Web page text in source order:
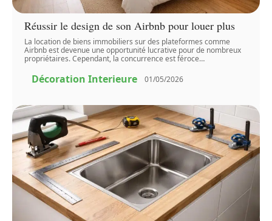
Réussir le design de son Airbnb pour louer plus
La location de biens immobiliers sur des plateformes comme
Airbnb est devenue une opportunité lucrative pour de nombreux
propriétaires. Cependant, la concurrence est féroce…
Décoration Interieure 01/05/2026